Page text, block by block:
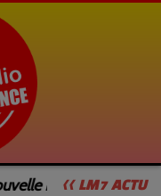
<< LM7 ACTU
Émission
POP-ROCK NEWS POP-ROCK NEWS DU 23/09/2024